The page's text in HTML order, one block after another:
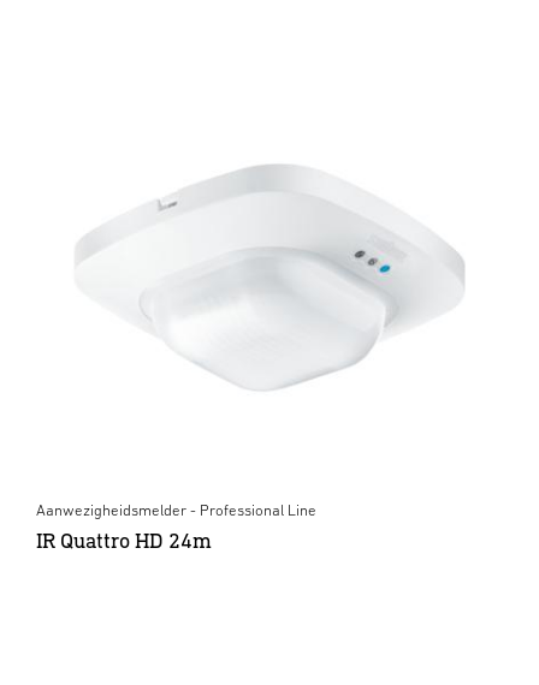
Aanwezigheidsmelder - Professional Line
IR Quattro HD 24m